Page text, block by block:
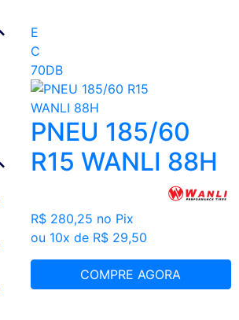
E
C
70DB
PNEU 185/60
R15 WANLI 88H
R$ 280,25 no Pix
ou 10x de R$ 29,50
COMPRE AGORA